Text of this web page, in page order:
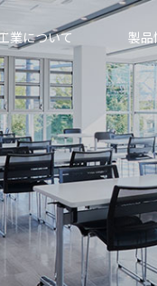
業について 製品